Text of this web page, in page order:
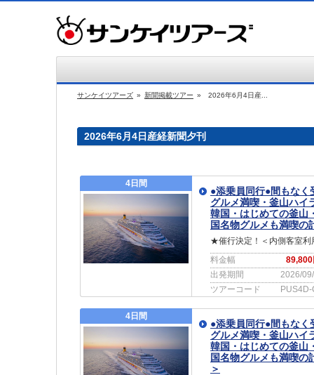
サンケイツアーズ » 新聞掲載ツアー » 2026年6月4日産...
2026年6月4日産経新聞夕刊
4日間
●添乗員同行●間もな
グルメ満喫・釜山ハイ
韓国・はじめての釜山
国名物グルメも満喫
★催行決定！＜内側客室利
料金幅
89,800
出発期間
2026/
ツアーコード
4日間
●添乗員同行●間もな
グルメ満喫・釜山ハイ
韓国・はじめての釜山
国名物グルメも満喫
＞